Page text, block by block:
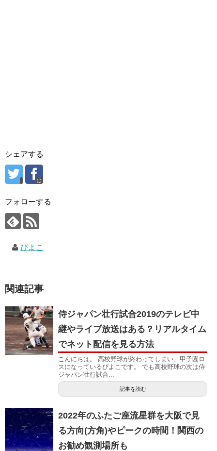
シェアする
フォローする
ぴよこ
関連記事
侍ジャパン壮行試合2019のテレビ中
継やライブ放送はある？リアルタイム
でネット配信を見る方法
こんにちは。 高校野球が終わってしまい、甲子園ロ
スになっているぴよこです。 でも高校野球の次は侍
ジャパン壮行試合...
記事を読む
2022年のふたご座流星群を大阪で見
る方向(方角)やピークの時間！関西の
お勧め観測場所も